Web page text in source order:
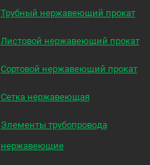
Трубный нержавеющий прокат
Листовой нержавеющий прокат
Сортовой нержавеющий прокат
Сетка нержавеющая
Элементы трубопровода
нержавеющие